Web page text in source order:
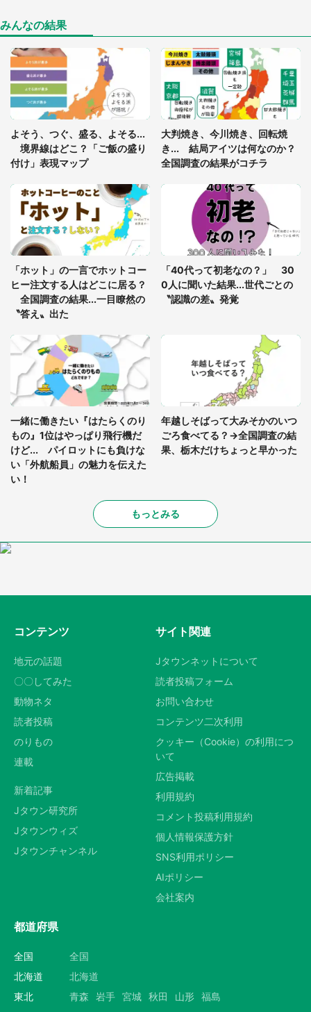
「ゾワゾワする」「本当に気持ち悪い」 道端でバ
グっちゃってた〝野生の野菜〟に6.5万人戦慄
「閉所恐怖症の私は新幹線で大パニック。隣席の青
年に『手を繋いで』とお願いしたら...」 体験談に
8万人感動
7万人驚がく 「お菓子売り場ならまだしも...」「ハ
ードル高い」
あまりにも四角すぎる猫、激写される 「これもう
座布団だろ」「食パンの耳」と1.4万人困惑
みんなの結果
よそう、つぐ、盛る、よそる...
境界線はどこ？「ご飯の盛り
付け」表現マップ
大判焼き、今川焼き、回転焼
き... 結局アイツは何なのか？
全国調査の結果がコチラ
「ホット」の一言でホットコー
ヒー注文する人はどこに居る？
全国調査の結果...一目瞭然の
〝答え〟出た
「40代って初老なの？」 30
0人に聞いた結果...世代ごとの
〝認識の差〟発覚
一緒に働きたい『はたらくのり
もの』1位はやっぱり飛行機だ
けど... パイロットにも負けな
い「外航船員」の魅力を伝えた
い！
年越しそばって大みそかのいつ
ごろ食べてる？→全国調査の結
果、栃木だけちょっと早かった
もっとみる
コンテンツ
地元の話題
〇〇してみた
動物ネタ
読者投稿
のりもの
連載
新着記事
Jタウン研究所
Jタウンウィズ
Jタウンチャンネル
サイト関連
Jタウンネットについて
読者投稿フォーム
お問い合わせ
コンテンツ二次利用
クッキー（Cookie）の利用につ
いて
広告掲載
利用規約
コメント投稿利用規約
個人情報保護方針
SNS利用ポリシー
AIポリシー
会社案内
都道府県
全国
全国
北海道
北海道
東北
青森 岩手 宮城 秋田 山形 福島